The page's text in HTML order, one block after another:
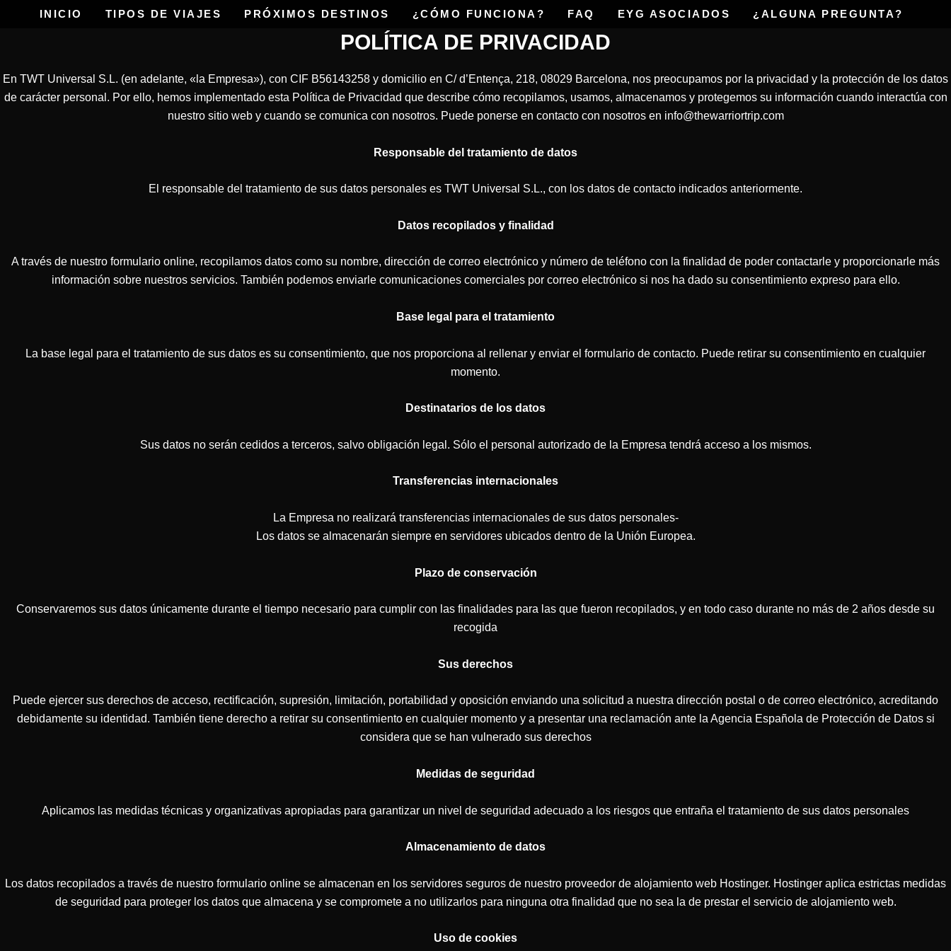
INICIO TIPOS DE VIAJES PRÓXIMOS DESTINOS ¿CÓMO FUNCIONA? FAQ EYG ASOCIADOS ¿ALGUNA PREGUNTA?
POLÍTICA DE PRIVACIDAD
En TWT Universal S.L. (en adelante, «la Empresa»), con CIF B56143258 y domicilio en C/ d’Entença, 218, 08029 Barcelona, nos preocupamos por la privacidad y la protección de los datos
de carácter personal. Por ello, hemos implementado esta Política de Privacidad que describe cómo recopilamos, usamos, almacenamos y protegemos su información cuando interactúa con
nuestro sitio web y cuando se comunica con nosotros. Puede ponerse en contacto con nosotros en info@thewarriortrip.com
Responsable del tratamiento de datos
El responsable del tratamiento de sus datos personales es TWT Universal S.L., con los datos de contacto indicados anteriormente.
Datos recopilados y finalidad
A través de nuestro formulario online, recopilamos datos como su nombre, dirección de correo electrónico y número de teléfono con la finalidad de poder contactarle y proporcionarle más
información sobre nuestros servicios. También podemos enviarle comunicaciones comerciales por correo electrónico si nos ha dado su consentimiento expreso para ello.
Base legal para el tratamiento
La base legal para el tratamiento de sus datos es su consentimiento, que nos proporciona al rellenar y enviar el formulario de contacto. Puede retirar su consentimiento en cualquier
momento.
Destinatarios de los datos
Sus datos no serán cedidos a terceros, salvo obligación legal. Sólo el personal autorizado de la Empresa tendrá acceso a los mismos.
Transferencias internacionales
La Empresa no realizará transferencias internacionales de sus datos personales-
Los datos se almacenarán siempre en servidores ubicados dentro de la Unión Europea.
Plazo de conservación
Conservaremos sus datos únicamente durante el tiempo necesario para cumplir con las finalidades para las que fueron recopilados, y en todo caso durante no más de 2 años desde su
recogida
Sus derechos
Puede ejercer sus derechos de acceso, rectificación, supresión, limitación, portabilidad y oposición enviando una solicitud a nuestra dirección postal o de correo electrónico, acreditando
debidamente su identidad. También tiene derecho a retirar su consentimiento en cualquier momento y a presentar una reclamación ante la Agencia Española de Protección de Datos si
considera que se han vulnerado sus derechos
Medidas de seguridad
Aplicamos las medidas técnicas y organizativas apropiadas para garantizar un nivel de seguridad adecuado a los riesgos que entraña el tratamiento de sus datos personales
Almacenamiento de datos
Los datos recopilados a través de nuestro formulario online se almacenan en los servidores seguros de nuestro proveedor de alojamiento web Hostinger. Hostinger aplica estrictas medidas
de seguridad para proteger los datos que almacena y se compromete a no utilizarlos para ninguna otra finalidad que no sea la de prestar el servicio de alojamiento web.
Uso de cookies